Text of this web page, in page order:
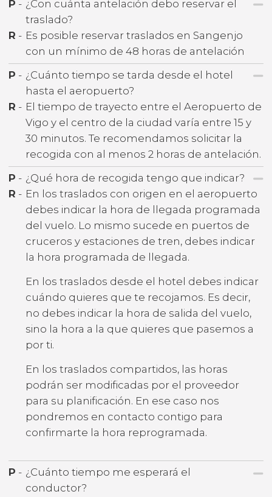
P - ¿Con cuánta antelación debo reservar el
traslado?
R - Es posible reservar traslados en Sangenjo
con un mínimo de 48 horas de antelación
P - ¿Cuánto tiempo se tarda desde el hotel
hasta el aeropuerto?
R - El tiempo de trayecto entre el Aeropuerto de
Vigo y el centro de la ciudad varía entre 15 y
30 minutos. Te recomendamos solicitar la
recogida con al menos 2 horas de antelación.
P - ¿Qué hora de recogida tengo que indicar?
R - En los traslados con origen en el aeropuerto
debes indicar la hora de llegada programada
del vuelo. Lo mismo sucede en puertos de
cruceros y estaciones de tren, debes indicar
la hora programada de llegada.
En los traslados desde el hotel debes indicar
cuándo quieres que te recojamos. Es decir,
no debes indicar la hora de salida del vuelo,
sino la hora a la que quieres que pasemos a
por ti.
En los traslados compartidos, las horas
podrán ser modificadas por el proveedor
para su planificación. En ese caso nos
pondremos en contacto contigo para
confirmarte la hora reprogramada.
P - ¿Cuánto tiempo me esperará el
conductor?